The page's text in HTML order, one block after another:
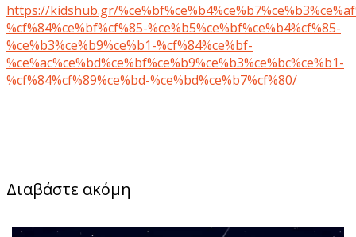
https://kidshub.gr/
%cf%84%ce%bf%cf%85-%ce%b5%ce%bf%ce%b4%cf%85-
%ce%b3%ce%b9%ce%b1-%cf%84%ce%bf-
%ce%ac%ce%bd%ce%bf%ce%b9%ce%b3%ce%bc%ce%b1-
%cf%84%cf%89%ce%bd-%ce%bd%ce%b7%cf%80/
Διαβάστε ακόμη